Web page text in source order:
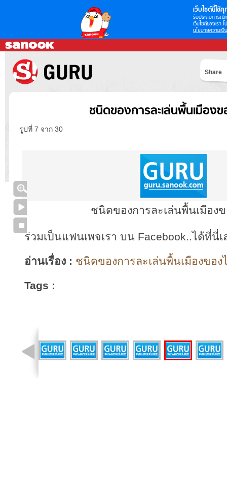
เว็บไซต์นี้ใช้คุ
รับประสบการณ์
เว็บไซต์ของเรา
นโยบายความเป็
Share
ชนิดของการละเล่นพื้นเมือง
รูปที่ 7 จาก 30
ชนิดของการละเล่นพื้นเมือง
ร่วมเป็นแฟนเพจเรา บน Facebook..ได้ที่นี่เ
อ่านเรื่อง : ชนิดของการละเล่นพื้นเมืองขอ
Tags :